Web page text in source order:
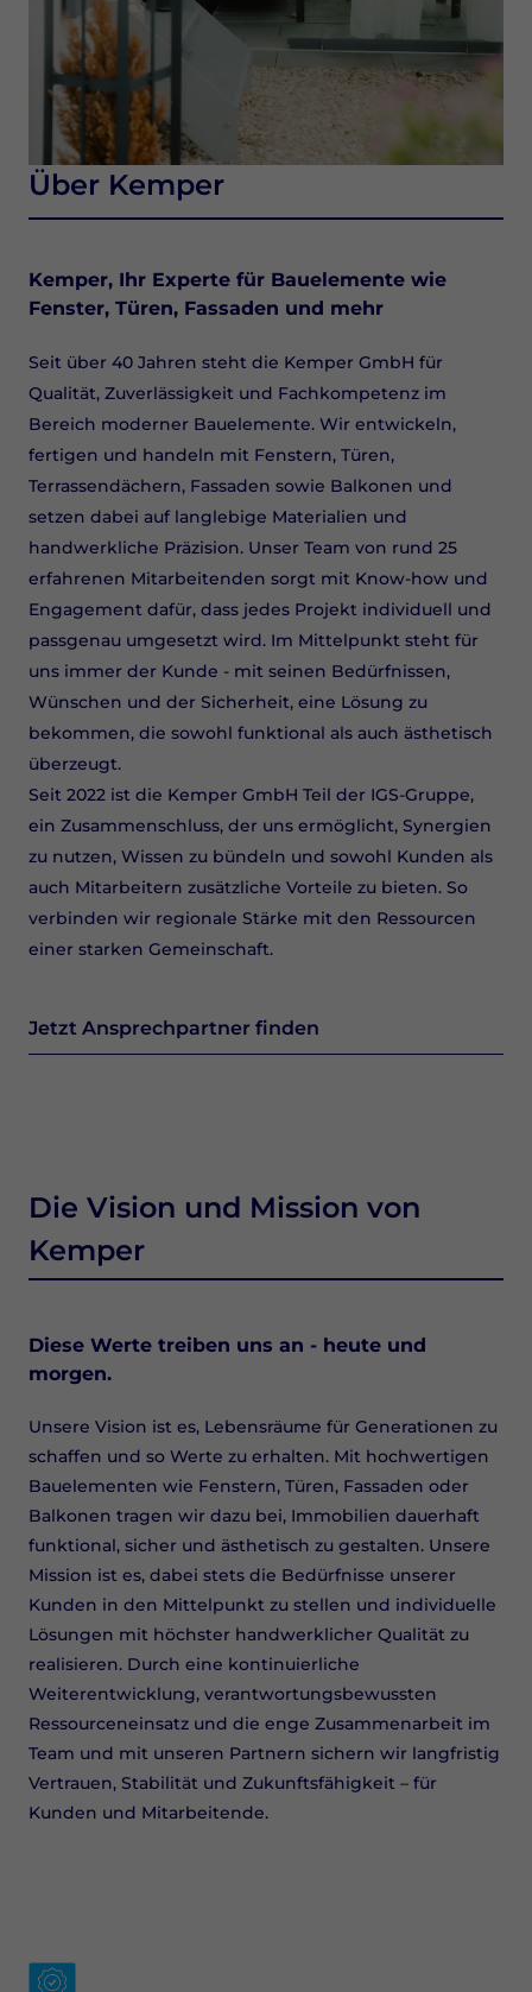
Über Kemper
Kemper, Ihr Experte für Bauelemente wie
Fenster, Türen, Fassaden und mehr
Seit über 40 Jahren steht die Kemper GmbH für
Qualität, Zuverlässigkeit und Fachkompetenz im
Bereich moderner Bauelemente. Wir entwickeln,
fertigen und handeln mit Fenstern, Türen,
Terrassendächern, Fassaden sowie Balkonen und
setzen dabei auf langlebige Materialien und
handwerkliche Präzision. Unser Team von rund 25
erfahrenen Mitarbeitenden sorgt mit Know-how und
Engagement dafür, dass jedes Projekt individuell und
passgenau umgesetzt wird. Im Mittelpunkt steht für
uns immer der Kunde - mit seinen Bedürfnissen,
Wünschen und der Sicherheit, eine Lösung zu
bekommen, die sowohl funktional als auch ästhetisch
überzeugt.
Seit 2022 ist die Kemper GmbH Teil der IGS-Gruppe,
ein Zusammenschluss, der uns ermöglicht, Synergien
zu nutzen, Wissen zu bündeln und sowohl Kunden als
auch Mitarbeitern zusätzliche Vorteile zu bieten. So
verbinden wir regionale Stärke mit den Ressourcen
einer starken Gemeinschaft.
Jetzt Ansprechpartner finden
Die Vision und Mission von
Kemper
Diese Werte treiben uns an - heute und
morgen.
Unsere Vision ist es, Lebensräume für Generationen zu
schaffen und so Werte zu erhalten. Mit hochwertigen
Bauelementen wie Fenstern, Türen, Fassaden oder
Balkonen tragen wir dazu bei, Immobilien dauerhaft
funktional, sicher und ästhetisch zu gestalten. Unsere
Mission ist es, dabei stets die Bedürfnisse unserer
Kunden in den Mittelpunkt zu stellen und individuelle
Lösungen mit höchster handwerklicher Qualität zu
realisieren. Durch eine kontinuierliche
Weiterentwicklung, verantwortungsbewussten
Ressourceneinsatz und die enge Zusammenarbeit im
Team und mit unseren Partnern sichern wir langfristig
Vertrauen, Stabilität und Zukunftsfähigkeit – für
Kunden und Mitarbeitende.